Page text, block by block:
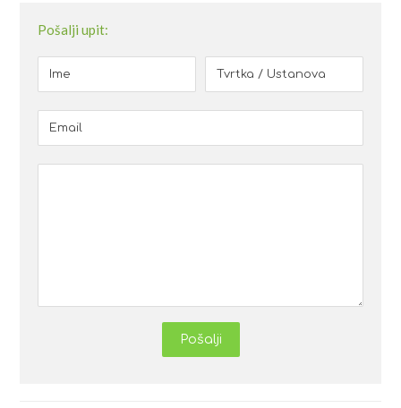
Pošalji upit:
Pošalji